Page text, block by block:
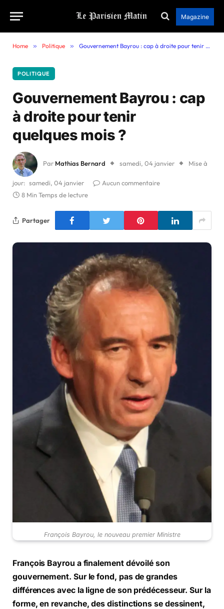
Magazine
Home » Politique » Gouvernement Bayrou : cap à droite pour tenir quelques mois ?
POLITIQUE
Gouvernement Bayrou : cap
à droite pour tenir
quelques mois ?
Par Mathias Bernard samedi, 04 janvier Mise à
jour: samedi, 04 janvier
Aucun commentaire
8 Min Temps de lecture
Partager
François Bayrou, le nouveau premier Ministre
François Bayrou a finalement dévoilé son
gouvernement. Sur le fond, pas de grandes
différences avec la ligne de son prédécesseur. Sur la
forme, en revanche, des distinctions se dessinent,